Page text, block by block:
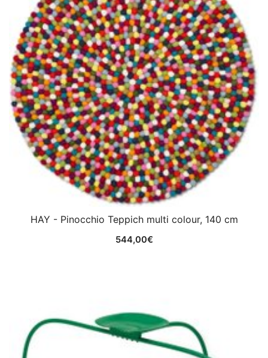
HAY - Pinocchio Teppich multi colour, 140 cm
544,00€